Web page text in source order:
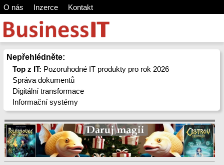
O nás Inzerce Kontakt
Nepřehlédněte:
Top z IT: Pozoruhodné IT produkty pro rok 2026
Správa dokumentů
Digitální transformace
Informační systémy